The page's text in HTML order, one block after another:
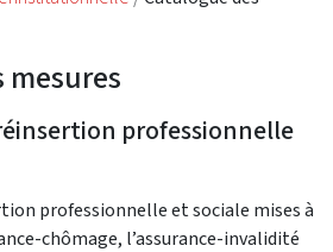
mesures
professionnelle
professionnelle et sociale mises à
chômage, l’assurance-invalidité